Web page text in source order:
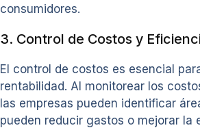
consumidores.
3. Control de Costos y
El control de costos es esencial
rentabilidad. Al monitorear los
las empresas pueden identificar
pueden reducir gastos o mejorar la